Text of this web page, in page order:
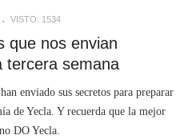
VISTO: 1534
que nos envian
tercera semana
enviado sus secretos para preparar
de Yecla. Y recuerda que la mejor
DO Yecla.